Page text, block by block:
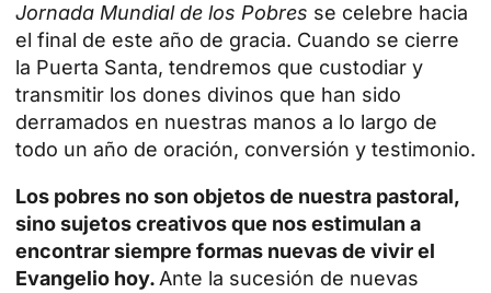
Jornada Mundial de los Pobres se celebre hacia
el final de este año de gracia. Cuando se cierre
la Puerta Santa, tendremos que custodiar y
transmitir los dones divinos que han sido
derramados en nuestras manos a lo largo de
todo un año de oración, conversión y testimonio.
Los pobres no son objetos de nuestra pastoral,
sino sujetos creativos que nos estimulan a
encontrar siempre formas nuevas de vivir el
Evangelio hoy. Ante la sucesión de nuevas